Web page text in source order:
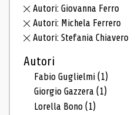
Autori: Giovanna Ferro
Autori: Michela Ferrero
Autori: Stefania Chiavero
Autori
Fabio Guglielmi(1)
Giorgio Gazzera(1)
Lorella Bono(1)